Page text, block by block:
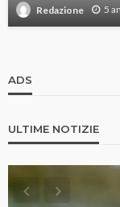
Redazione 5
ADS
ULTIME NOTIZIE